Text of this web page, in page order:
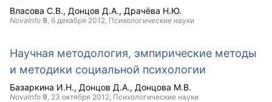
Власова С.В. Донцов Д.А. Драчёва Н.Ю.
NovaInfo 9, 6 декабря 2012, Психологические науки
Научная методология, эмпирические методы
и методики социальной психологии
Базаркина И.Н. Донцов Д.А. Донцова М.В.
NovaInfo 9, 23 октября 2012, Психологические науки